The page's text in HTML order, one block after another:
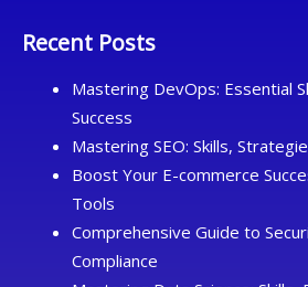
Recent Posts
Mastering DevOps: Essential
Success
Mastering SEO: Skills,
Boost Your E-commerce
Tools
Comprehensive Guide to
Compliance